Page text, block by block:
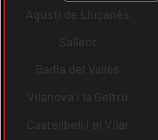
Agustí de Lluçanès
Sallent
Badia del Vallès
Vilanova i la Geltrú
Castellbell i el Vilar